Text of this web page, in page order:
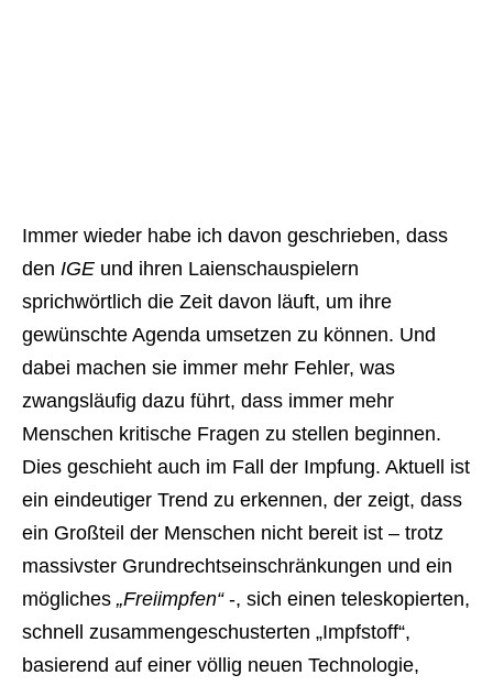
Immer wieder habe ich davon geschrieben, dass
den IGE und ihren Laienschauspielern
sprichwörtlich die Zeit davon läuft, um ihre
gewünschte Agenda umsetzen zu können. Und
dabei machen sie immer mehr Fehler, was
zwangsläufig dazu führt, dass immer mehr
Menschen kritische Fragen zu stellen beginnen.
Dies geschieht auch im Fall der Impfung. Aktuell ist
ein eindeutiger Trend zu erkennen, der zeigt, dass
ein Großteil der Menschen nicht bereit ist – trotz
massivster Grundrechtseinschränkungen und ein
mögliches „Freiimpfen“-, sich einen teleskopierten,
schnell zusammengeschusterten „Impfstoff“,
basierend auf einer völlig neuen Technologie,